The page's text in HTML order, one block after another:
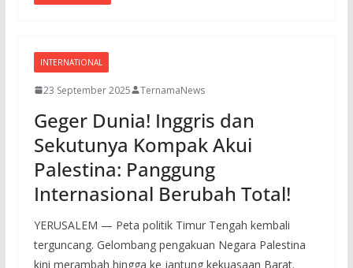
INTERNATIONAL
23 September 2025 TernamaNews
Geger Dunia! Inggris dan
Sekutunya Kompak Akui
Palestina: Panggung
Internasional Berubah Total!
YERUSALEM — Peta politik Timur Tengah kembali
terguncang. Gelombang pengakuan Negara Palestina
kini merambah hingga ke jantung kekuasaan Barat.